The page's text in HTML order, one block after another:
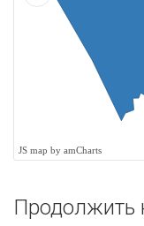
JS map by amCharts
Продолжить